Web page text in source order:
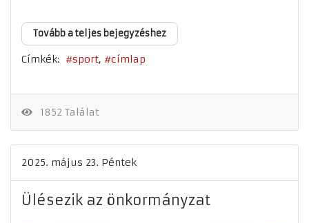
Tovább a teljes bejegyzéshez
Címkék: sport címlap
1852 Találat
2025. május 23. Péntek
Ülésezik az önkormányzat